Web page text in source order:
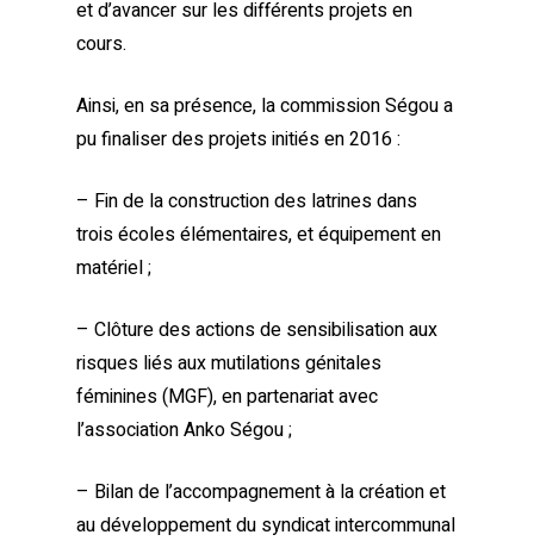
et d’avancer sur les différents projets en
cours.
Ainsi, en sa présence, la commission Ségou a
pu finaliser des projets initiés en 2016 :
– Fin de la construction des latrines dans
trois écoles élémentaires, et équipement en
matériel ;
– Clôture des actions de sensibilisation aux
risques liés aux mutilations génitales
féminines (MGF), en partenariat avec
l’association Anko Ségou ;
– Bilan de l’accompagnement à la création et
au développement du syndicat intercommunal